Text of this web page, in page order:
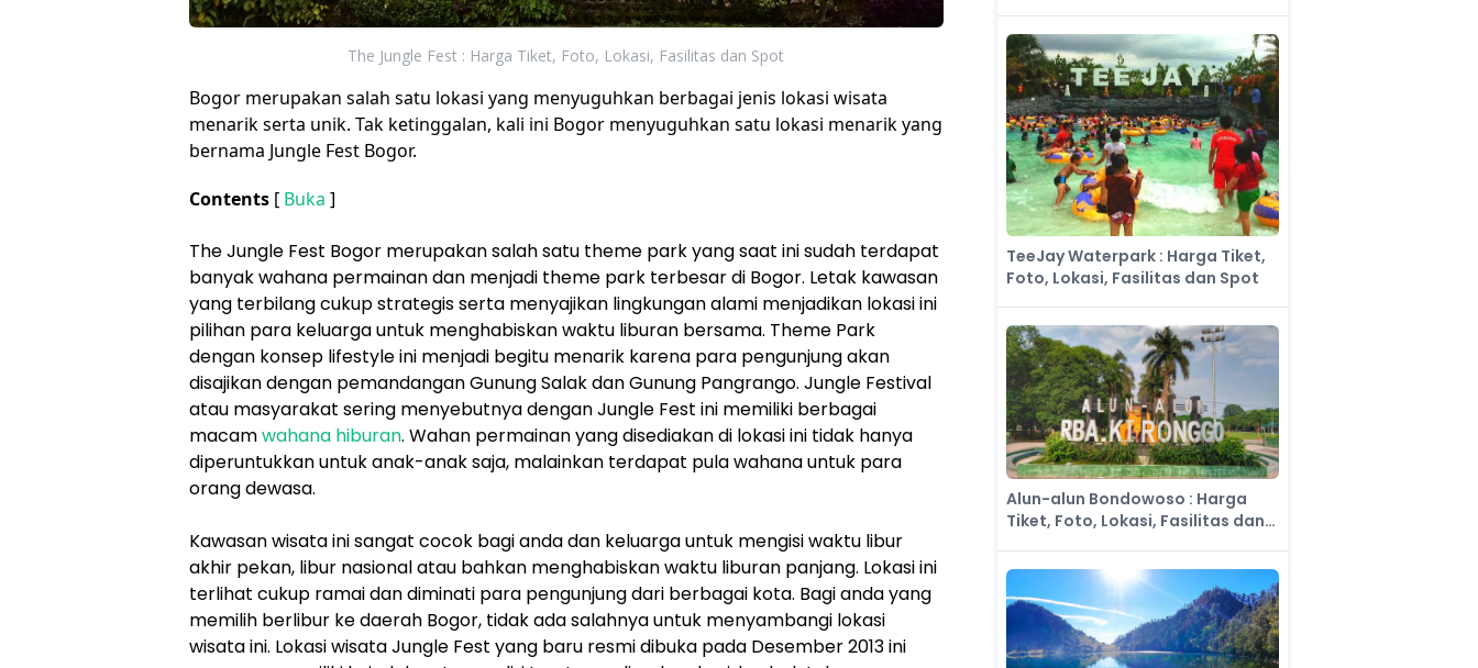
The Jungle Fest : Harga Tiket, Foto, Lokasi, Fasilitas dan Spot
Bogor merupakan salah satu lokasi yang menyuguhkan berbagai jenis lokasi wisata
menarik serta unik. Tak ketinggalan, kali ini Bogor menyuguhkan satu lokasi menarik yang
bernama Jungle Fest Bogor.
Contents [ Buka ]
The Jungle Fest Bogor merupakan salah satu theme park yang saat ini sudah terdapat
banyak wahana permainan dan menjadi theme park terbesar di Bogor. Letak kawasan
yang terbilang cukup strategis serta menyajikan lingkungan alami menjadikan lokasi ini
pilihan para keluarga untuk menghabiskan waktu liburan bersama. Theme Park
dengan konsep lifestyle ini menjadi begitu menarik karena para pengunjung akan
disajikan dengan pemandangan Gunung Salak dan Gunung Pangrango. Jungle Festival
atau masyarakat sering menyebutnya dengan Jungle Fest ini memiliki berbagai
macamwahana hiburan. Wahan permainan yang disediakan di lokasi ini tidak hanya
diperuntukkan untuk anak-anak saja, malainkan terdapat pula wahana untuk para
orang dewasa.
Kawasan wisata ini sangat cocok bagi anda dan keluarga untuk mengisi waktu libur
akhir pekan, libur nasional atau bahkan menghabiskan waktu liburan panjang. Lokasi ini
terlihat cukup ramai dan diminati para pengunjung dari berbagai kota. Bagi anda yang
memilih berlibur ke daerah Bogor, tidak ada salahnya untuk menyambangi lokasi
wisata ini. Lokasi wisata Jungle Fest yang baru resmi dibuka pada Desember 2013 ini
TeeJay Waterpark : Harga Tiket,
Foto, Lokasi, Fasilitas dan Spot
Alun-alun Bondowoso : Harga
Tiket, Foto, Lokasi, Fasilitas dan